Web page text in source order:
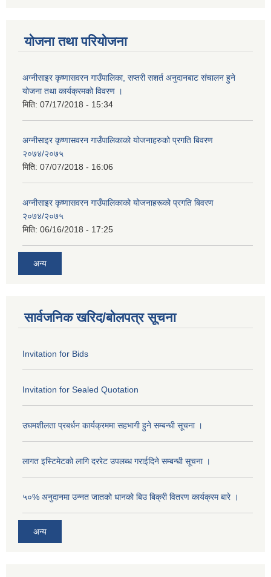
योजना तथा परियोजना
अग्नीसाइर कृष्णासवरन गाउँपालिका, सप्तरी सशर्त अनुदानबाट संचालन हुने
योजना तथा कार्यक्रमको विवरण ।
मिति: 07/17/2018 - 15:34
अग्नीसाइर कृष्णासवरन गाउँपालिकाको योजनाहरुको प्रगति बिवरण
२०७४/२०७५
मिति: 07/07/2018 - 16:06
अग्नीसाइर कृष्णासवरन गाउँपालिकाको योजनाहरूको प्रगति बिवरण
२०७४/२०७५
मिति: 06/16/2018 - 17:25
अन्य
सार्वजनिक खरिद/बोलपत्र सूचना
Invitation for Bids
Invitation for Sealed Quotation
उघमशीलता प्रबर्धन कार्यक्रममा सहभागी हुने सम्बन्धी सूचना ।
लागत इस्टिमेटको लागि दररेट उपलब्ध गराईदिने सम्बन्धी सूचना ।
५०% अनुदानमा उन्नत जातको धानको बिउ बिक्री वितरण कार्यक्रम बारे ।
अन्य